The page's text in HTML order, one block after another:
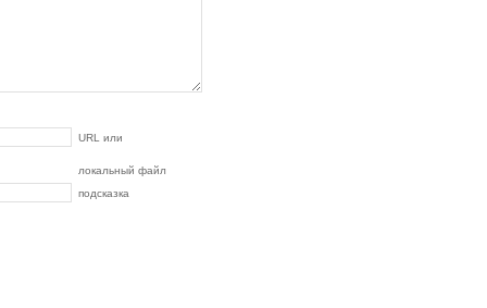
URL или
локальный файл
подсказка